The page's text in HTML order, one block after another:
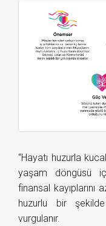
“Hayatı huzurla
yaşam döngüsü
finansal kayıplarını
huzurlu bir
vurgulanır.